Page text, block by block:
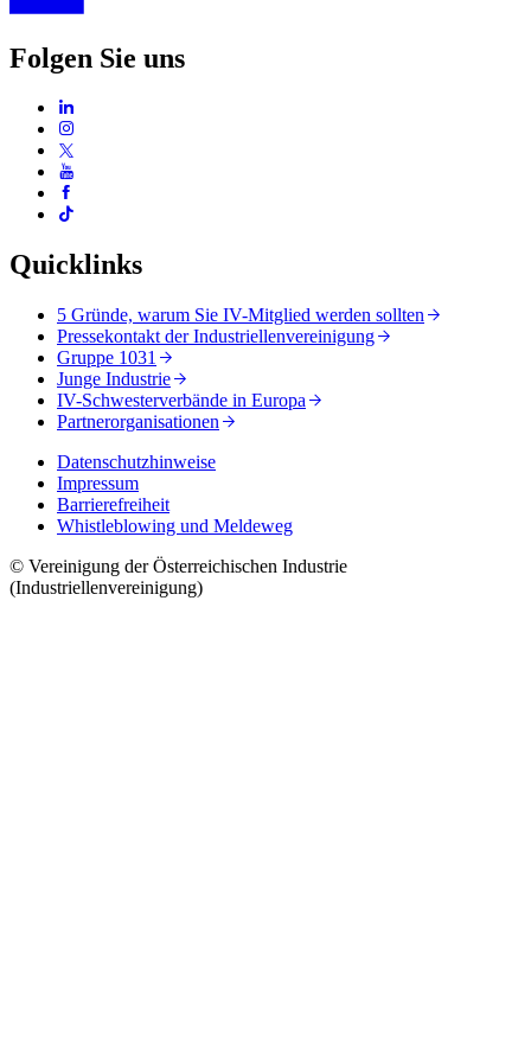
Folgen Sie uns
Quicklinks
5 Gründe, warum Sie IV-Mitglied werden sollten
Pressekontakt der Industriellenvereinigung
Gruppe 1031
Junge Industrie
IV-Schwesterverbände in Europa
Partnerorganisationen
Datenschutzhinweise
Impressum
Barrierefreiheit
Whistleblowing und Meldeweg
© Vereinigung der Österreichischen Industrie
(Industriellenvereinigung)